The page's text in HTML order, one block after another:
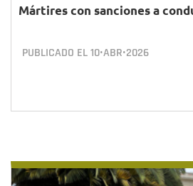
Mártires con sanciones a
PUBLICADO EL10•ABR•2026